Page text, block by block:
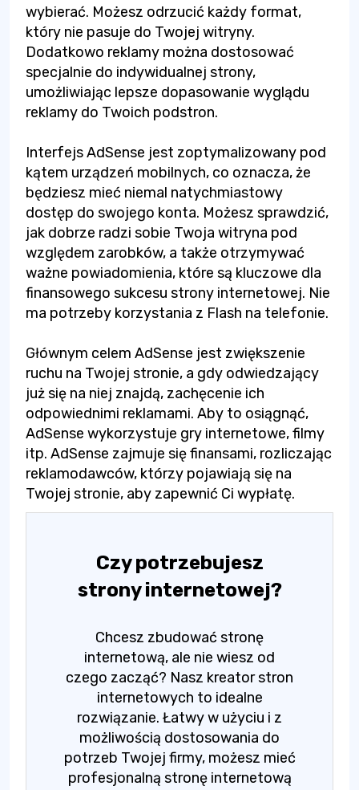
wybierać. Możesz odrzucić każdy format,
który nie pasuje do Twojej witryny.
Dodatkowo reklamy można dostosować
specjalnie do indywidualnej strony,
umożliwiając lepsze dopasowanie wyglądu
reklamy do Twoich podstron.
Interfejs AdSense jest zoptymalizowany pod
kątem urządzeń mobilnych, co oznacza, że
będziesz mieć niemal natychmiastowy
dostęp do swojego konta. Możesz sprawdzić,
jak dobrze radzi sobie Twoja witryna pod
względem zarobków, a także otrzymywać
ważne powiadomienia, które są kluczowe dla
finansowego sukcesu strony internetowej. Nie
ma potrzeby korzystania z Flash na telefonie.
Głównym celem AdSense jest zwiększenie
ruchu na Twojej stronie, a gdy odwiedzający
już się na niej znajdą, zachęcenie ich
odpowiednimi reklamami. Aby to osiągnąć,
AdSense wykorzystuje gry internetowe, filmy
itp. AdSense zajmuje się finansami, rozliczając
reklamodawców, którzy pojawiają się na
Twojej stronie, aby zapewnić Ci wypłatę.
Czy potrzebujesz
strony internetowej?
Chcesz zbudować stronę
internetową, ale nie wiesz od
czego zacząć? Nasz kreator stron
internetowych to idealne
rozwiązanie. Łatwy w użyciu i z
możliwością dostosowania do
potrzeb Twojej firmy, możesz mieć
profesjonalną stronę internetową